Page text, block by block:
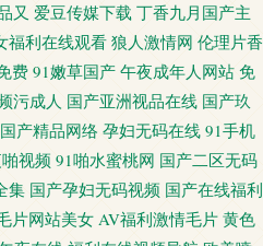
又 爱豆传媒下载 丁香九月国产主
福利在线观看 狼人激情网 伦理片香
费 91嫩草国产 午夜成年人网站 免
污成人 国产亚洲视品在线 国产玖
国产精品网络 孕妇无码在线 91手机
视频 91啪水蜜桃网 国产二区无码
集 国产孕妇无码视频 国产在线福利
片网站美女 AV福利激情毛片 黄色